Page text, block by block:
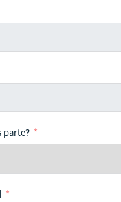
parte?